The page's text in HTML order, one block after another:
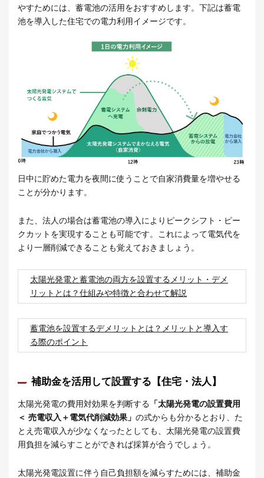
やすためには、蓄電池の活用をおすすめします。下記は蓄電
池を導入した住宅での電力利用イメージです。
日中に貯めた電力を夜間に使うことで自家消費量を増やせる
ことが分かります。
また、法人の場合は蓄電池の導入によりピークシフト・ピー
クカットを実現することも可能です。これによって電気代を
より一層削減できることも覚えておきましょう。
太陽光発電と蓄電池の両方を設置するメリット・デメ
リットとは？仕組みや特徴と合わせて解説
蓄電池を設置するデメリットとは？メリットと導入す
る際のポイント
補助金を活用して設置する【住宅・法人】
太陽光発電の費用対効果を判断する 「太陽光発電の設置費用
＜ 売電収入＋電気代削減効果」 の式からも分かるとおり、た
とえ売電収入が少なくなったとしても、太陽光発電の設置費
用負担を減らすことができれば採算が合うでしょう。
太陽光発電設置に伴う自己負担額を減らすためには、補助金